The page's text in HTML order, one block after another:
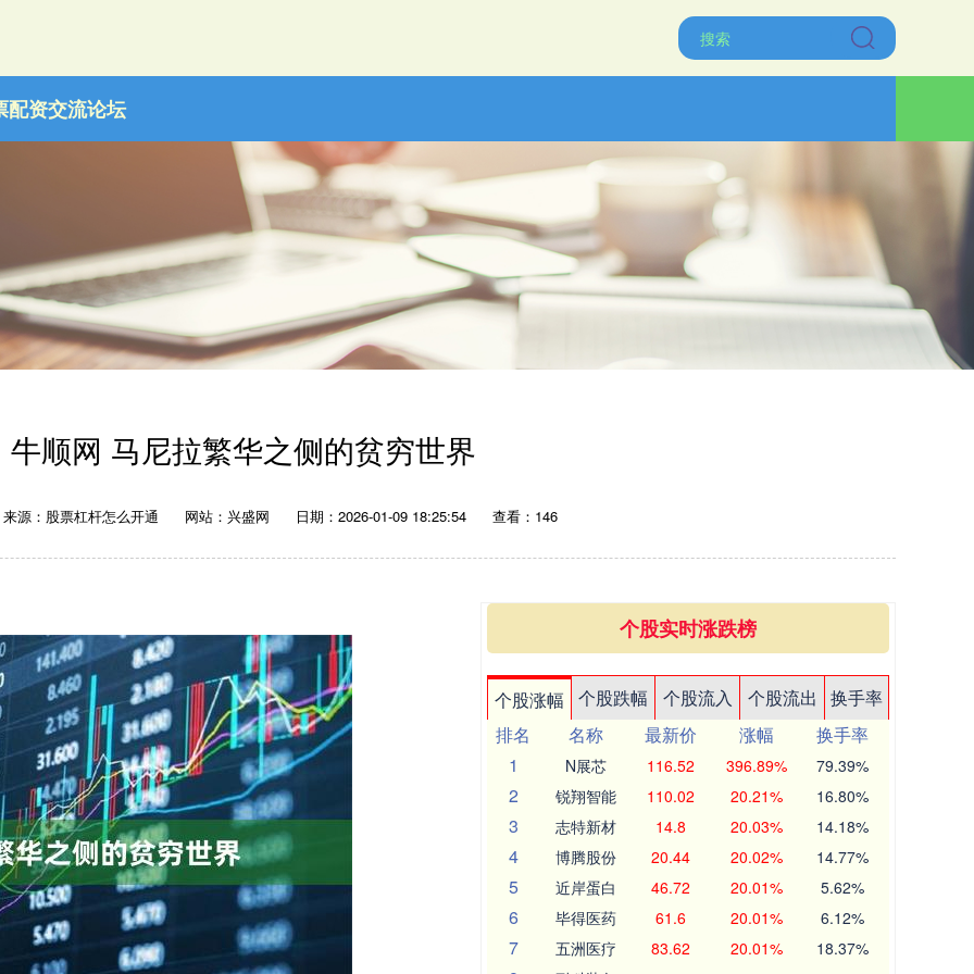
配资交流论坛
牛顺网 马尼拉繁华之侧的贫穷世界
来源：股票杠杆怎么开通 网站：兴盛网 日期：2026-01-09 18:25:54 查看：146
个股实时涨跌榜
个股涨幅 个股跌幅 个股流入 个股流出
换手率
排名
名称 最新价 涨幅
换手率
1
N展芯 116.52 396.89% 79.39%
2 锐翔智能 110.02 20.21% 16.80%
3 志特新材 14.8 20.03% 14.18%
4 博腾股份 20.44 20.02% 14.77%
5 近岸蛋白 46.72 20.01% 5.62%
6 毕得医药 61.6 20.01% 6.12%
7 五洲医疗 83.62 20.01% 18.37%